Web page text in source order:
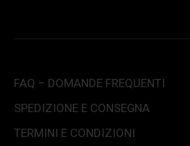
FAQ – DOMANDE FREQUENTI
SPEDIZIONE E CONSEGNA
TERMINI E CONDIZIONI